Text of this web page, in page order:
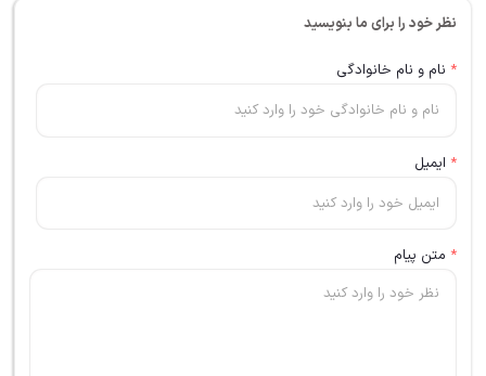
نظر خود را برای ما بنویسید
* نام و نام خانوادگی
* ایمیل
* متن پیام